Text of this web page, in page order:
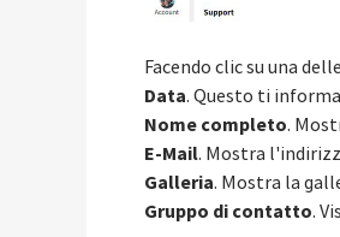
Facendo clic su una
Data. Questo ti
Nome completo.
E-Mail. Mostra
Galleria. Mostra la
Gruppo di contatto.